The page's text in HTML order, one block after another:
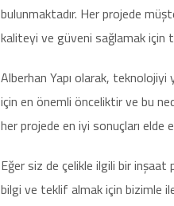
bulunmaktadır. Her projede
kaliteyi ve güveni sağlamak için
Alberhan Yapı olarak,
için en önemli önceliktir ve bu
her projede en iyi sonuçları elde
Eğer siz de çelikle ilgili bir inşaat
bilgi ve teklif almak için bizimle